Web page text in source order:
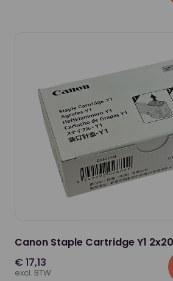
Canon Staple Cartridge Y1
€ 17,13
excl. BTW